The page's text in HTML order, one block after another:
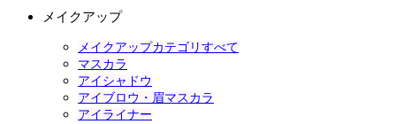
メイクアップ
メイクアップカテゴリすべて
マスカラ
アイシャドウ
アイブロウ・眉マスカラ
アイライナー